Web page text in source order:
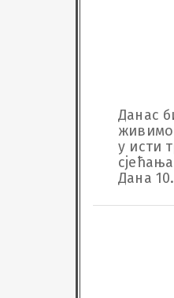
Данас
живимо
у исти
Дана